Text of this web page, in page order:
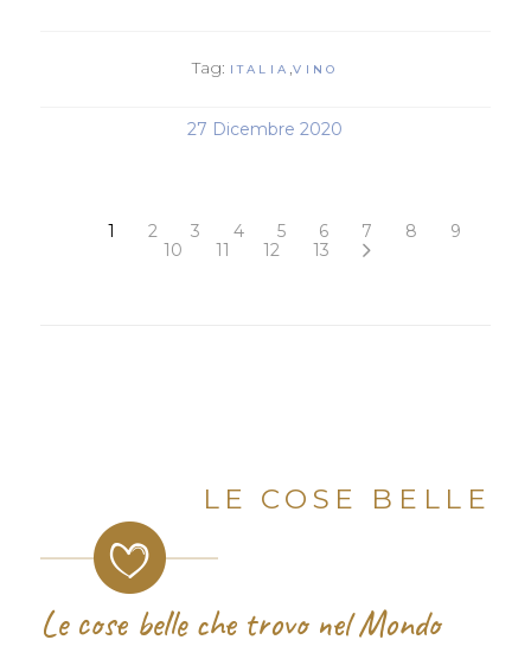
Tag: ITALIA ,VINO
27 Dicembre 2020
1 2 3 4 5 6 7 8
9
10
11 12 13
LE COSE BELLE
Le cose belle che trovo nel Mondo